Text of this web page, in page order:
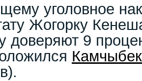
уголовное
Жогорку
доверяют 9